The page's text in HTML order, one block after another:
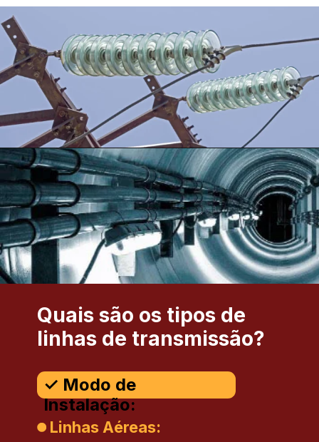
Quais são os tipos de
linhas de transmissão?
✓ Modo de
Instalação:
Linhas Aéreas: